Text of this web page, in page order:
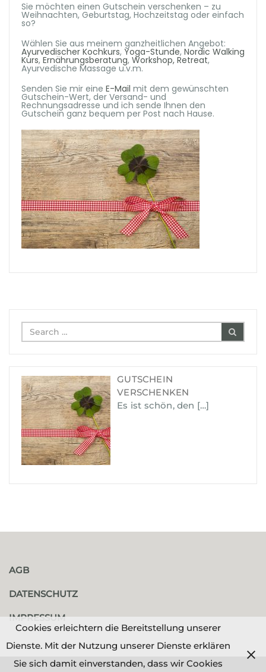
Sie möchten einen Gutschein verschenken – zu
Weihnachten, Geburtstag, Hochzeitstag oder einfach
so?
Wählen Sie aus meinem ganzheitlichen Angebot:
Ayurvedischer Kochkurs, Yoga-Stunde, Nordic Walking
Kurs, Ernährungsberatung, Workshop, Retreat,
Ayurvedische Massage u.v.m.
Senden Sie mir eine E-Mail mit dem gewünschten
Gutschein-Wert, der Versand- und
Rechnungsadresse und ich sende Ihnen den
Gutschein ganz bequem per Post nach Hause.
GUTSCHEIN
VERSCHENKEN
Es ist schön, den […]
AGB
DATENSCHUTZ
IMPRESSUM
Cookies erleichtern die Bereitstellung unserer
Dienste. Mit der Nutzung unserer Dienste erklären
Sie sich damit einverstanden, dass wir Cookies